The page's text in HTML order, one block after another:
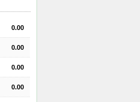
0.00
0.00
0.00
0.00